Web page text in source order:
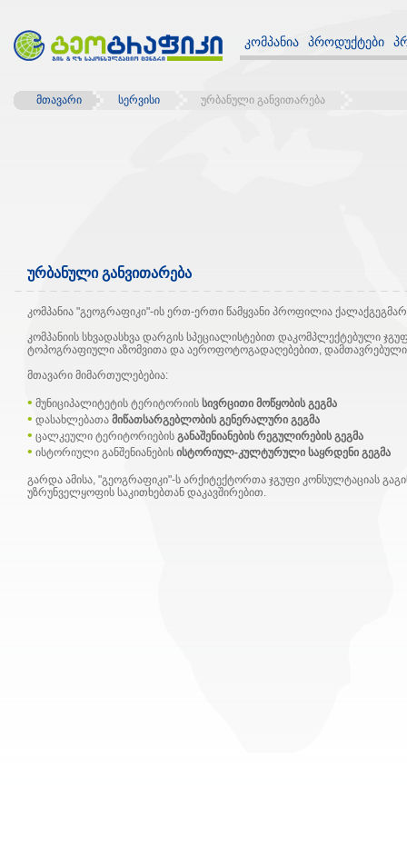
კომპანია პროდუქტები
მთავარი სერვისი ურბანული განვითარება
ურბანული განვითარება
კომპანია "გეოგრაფიკი"-ის ერთ-ერთი წამყვანი პროფილია
კომპანიის სხვადასხვა დარგის სპეციალისტებით დაკომპლექტებული
ტოპოგრაფიული აზომვითა და აეროფოტოგადაღებებით, დამთავრებული
მთავარი მიმართულებებია:
• მუნიციპალიტეტის ტერიტორიის სივრცითი მოწყობის გეგმა
• დასახლებათა მიწათსარგებლობის გენერალური გეგმა
• ცალკეული ტერიტორიების განაშენიანების რეგულირების გეგმა
• ისტორიული განშენიანების ისტორიულ-კულტურული საყრდენი გეგმა
გარდა ამისა, "გეოგრაფიკი"-ს არქიტექტორთა ჯგუფი კონსულტაციას
უზრუნველყოფის საკითხებთან დაკავშირებით.